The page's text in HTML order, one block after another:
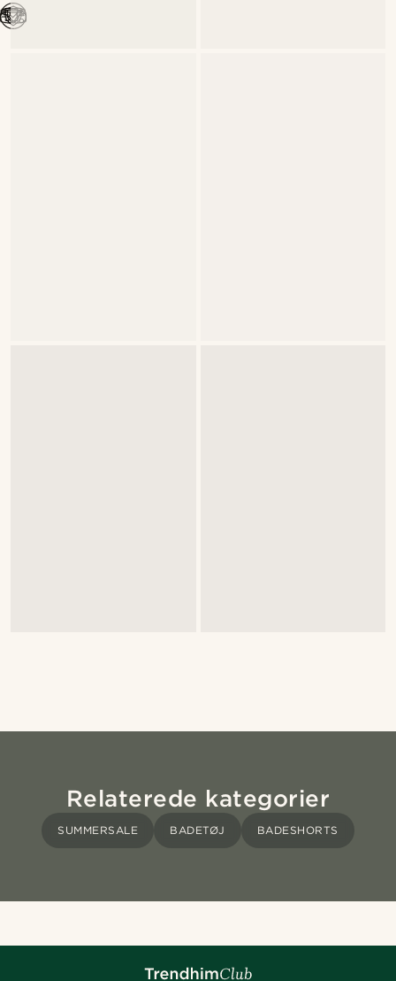
Relaterede kategorier
SUMMERSALE BADETØJ BADESHORTS